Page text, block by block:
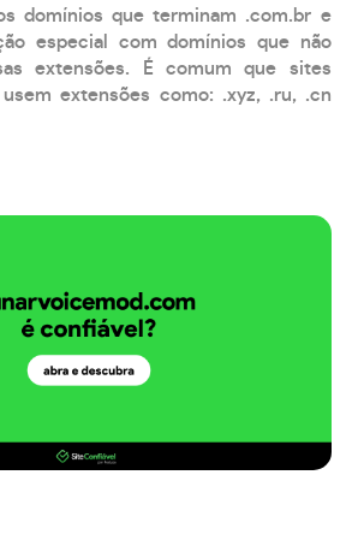
domínios que terminam .com.br e
especial com domínios que não
extensões. É comum que sites
extensões como: .xyz, .ru, .cn